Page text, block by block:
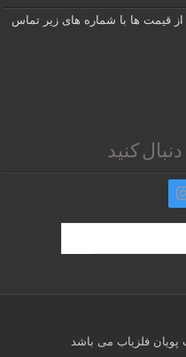
از قیمت ها با شماره های زیر تماس
کنید
فلزیاب می باشد